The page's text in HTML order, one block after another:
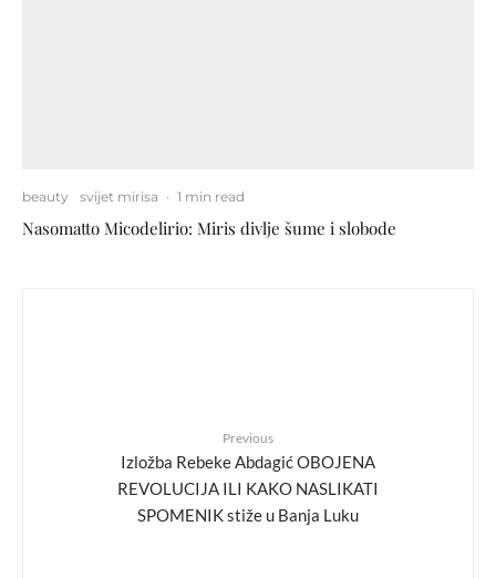
beauty svijet mirisa · 1 min read
Nasomatto Micodelirio: Miris divlje šume i slobode
Previous
Izložba Rebeke Abdagić OBOJENA
REVOLUCIJA ILI KAKO NASLIKATI
SPOMENIK stiže u Banja Luku